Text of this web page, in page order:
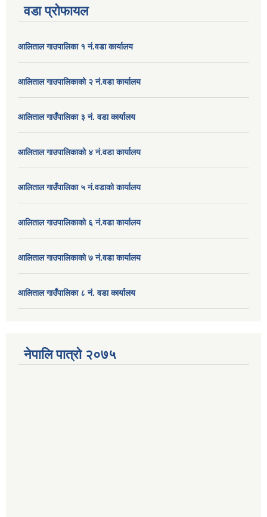
वडा प्रोफायल
आलिताल गाउपालिका १ नं.वडा कार्यालय
आलिताल गाउपालिकाको २ नं.वडा कार्यालय
आलिताल गाउँपालिका ३ नं. वडा कार्यालय
आलिताल गाउपालिकाको ४ नं.वडा कार्यालय
आलिताल गाउँपालिका ५ नं.वडाको कार्यालय
आलिताल गाउपालिकाको ६ नं.वडा कार्यालय
आलिताल गाउपालिकाको ७ नं.वडा कार्यालय
आलिताल गाउँपालिका ८ नं. वडा कार्यालय
नेपालि पात्रो २०७५